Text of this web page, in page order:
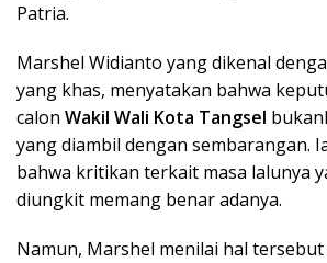
Patria.
Marshel Widianto yang dikenal
yang khas, menyatakan bahwa
calon Wakil Wali Kota Tangsel
yang diambil dengan sembarangan.
bahwa kritikan terkait masa lalunya
diungkit memang benar adanya.
Namun, Marshel menilai hal tersebut